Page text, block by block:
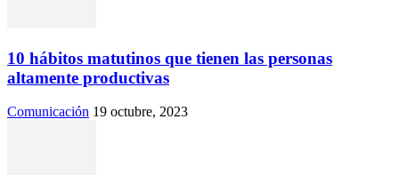
10 hábitos matutinos que tienen las personas
altamente productivas
Comunicación 19 octubre, 2023